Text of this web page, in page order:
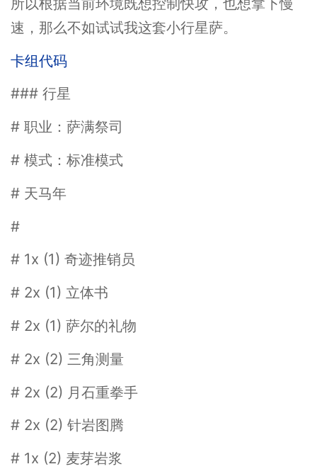
速，那么不如试试我这套小行星萨。
卡组代码
### 行星
# 职业：萨满祭司
# 模式：标准模式
# 天马年
#
# 1x (1) 奇迹推销员
# 2x (1) 立体书
# 2x (1) 萨尔的礼物
# 2x (2) 三角测量
# 2x (2) 月石重拳手
# 2x (2) 针岩图腾
# 1x (2) 麦芽岩浆